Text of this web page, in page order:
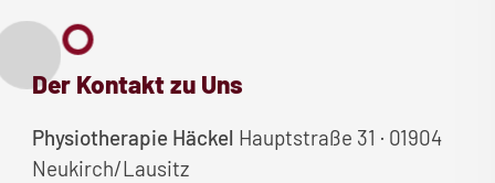
Der Kontakt zu Uns
Physiotherapie Häckel Hauptstraße 31 · 01904
Neukirch/Lausitz